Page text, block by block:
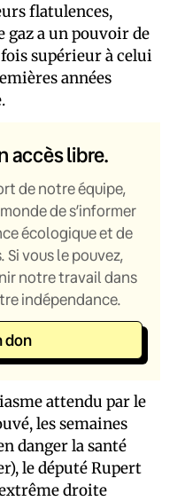
flatulences,
gaz a un pouvoir de
supérieur à celui
années
accès libre.
de notre équipe,
de s’informer
écologique et de
vous le pouvez,
notre travail dans
indépendance.
don
attendu par le
les semaines
danger la santé
le député Rupert
droite